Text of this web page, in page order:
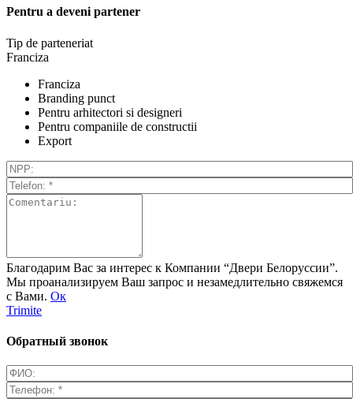
Pentru a deveni partener
Tip de parteneriat
Franciza
Franciza
Branding punct
Pentru arhitectori si designeri
Pentru companiile de constructii
Export
Благодарим Вас за интерес к Компании “Двери Белоруссии”.
Мы проанализируем Ваш запрос и незамедлительно свяжемся
с Вами. Ок
Trimite
Обратный звонок